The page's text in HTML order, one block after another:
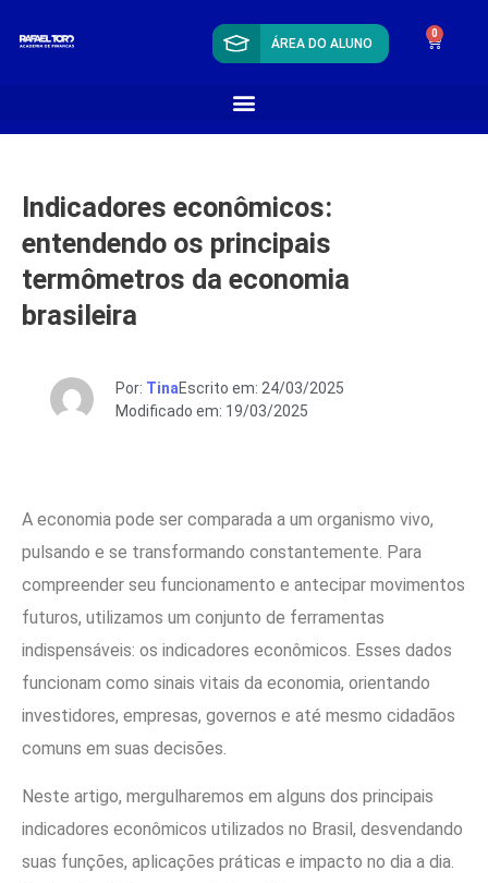
ÁREA DO ALUNO
0
Indicadores econômicos:
entendendo os principais
termômetros da economia
brasileira
Por: TinaEscrito em: 24/03/2025
Modificado em: 19/03/2025
A economia pode ser comparada a um organismo vivo,
pulsando e se transformando constantemente. Para
compreender seu funcionamento e antecipar movimentos
futuros, utilizamos um conjunto de ferramentas
indispensáveis: os indicadores econômicos. Esses dados
funcionam como sinais vitais da economia, orientando
investidores, empresas, governos e até mesmo cidadãos
comuns em suas decisões.
Neste artigo, mergulharemos em alguns dos principais
indicadores econômicos utilizados no Brasil, desvendando
suas funções, aplicações práticas e impacto no dia a dia.